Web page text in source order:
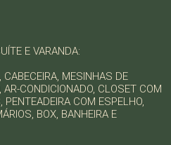
E VARANDA:
MESINHAS DE
CONDICIONADO, CLOSET COM
PENTEADEIRA COM ESPELHO,
BOX, BANHEIRA E